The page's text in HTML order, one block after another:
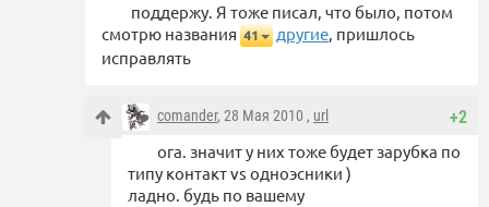
поддержу. Я тоже писал, что было, потом
смотрю названия 41 другие, пришлось
исправлять
+2
comander, 28 Мая 2010 , url
ога. значит у них тоже будет зарубка по
типу контакт vs одноэсники )
ладно. будь по вашему